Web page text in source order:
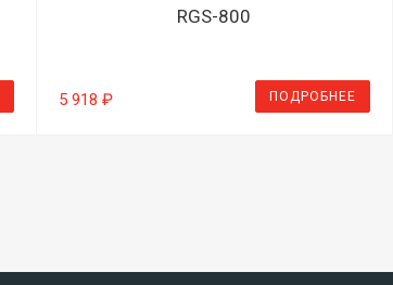
RGS-800
5 918 ₽ ПОДРОБНЕЕ